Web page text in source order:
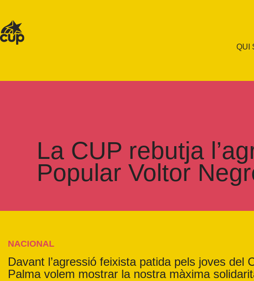
QUI
La CUP rebutja
Popular Voltor
NACIONAL
Davant l’agressió feixista patida pels joves del
Palma volem mostrar la nostra màxima